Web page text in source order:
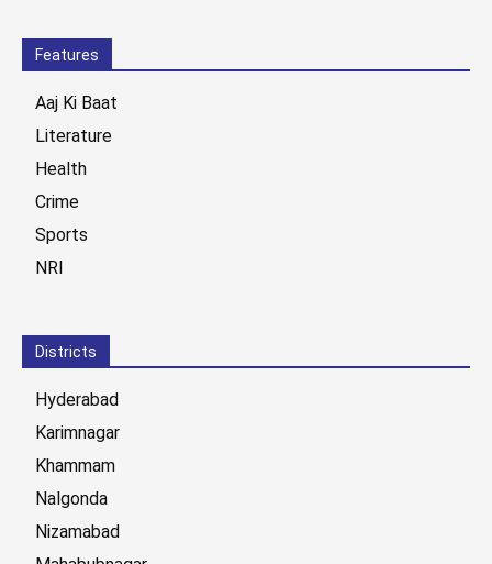
Features
Aaj Ki Baat
Literature
Health
Crime
Sports
NRI
Districts
Hyderabad
Karimnagar
Khammam
Nalgonda
Nizamabad